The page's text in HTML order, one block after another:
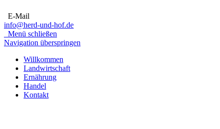
E-Mail
info@herd-und-hof.de
Menü schließen
Navigation überspringen
Willkommen
Landwirtschaft
Ernährung
Handel
Kontakt